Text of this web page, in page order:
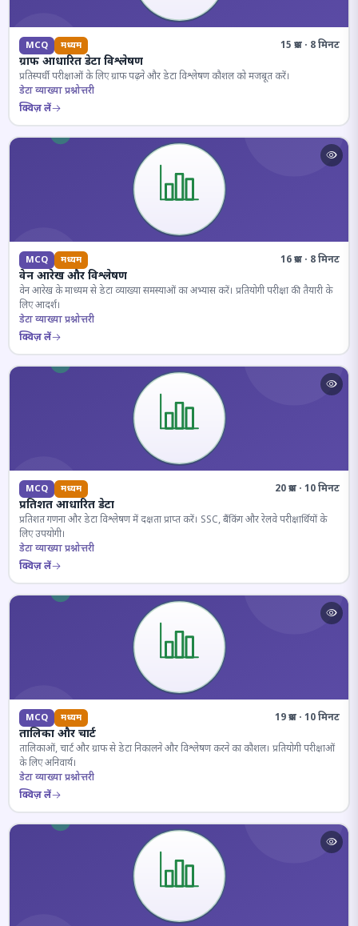
MCQ मध्यम 15 प्रश्न · 8 मिनट
ग्राफ आधारित डेटा विश्लेषण
प्रतिस्पर्धी परीक्षाओं के लिए ग्राफ पढ़ने और डेटा विश्लेषण कौशल को मजबूत करें।
डेटा व्याख्या प्रश्नोत्तरी
क्विज़ लें
MCQ मध्यम 16 प्रश्न · 8 मिनट
वेन आरेख और विश्लेषण
वेन आरेख के माध्यम से डेटा व्याख्या समस्याओं का अभ्यास करें। प्रतियोगी परीक्षा की तैयारी के
लिए आदर्श।
डेटा व्याख्या प्रश्नोत्तरी
क्विज़ लें
MCQ मध्यम 20 प्रश्न · 10 मिनट
प्रतिशत आधारित डेटा
प्रतिशत गणना और डेटा विश्लेषण में दक्षता प्राप्त करें। SSC, बैंकिंग और रेलवे परीक्षार्थियों के
लिए उपयोगी।
डेटा व्याख्या प्रश्नोत्तरी
क्विज़ लें
MCQ मध्यम 19 प्रश्न · 10 मिनट
तालिका और चार्ट
तालिकाओं, चार्ट और ग्राफ से डेटा निकालने और विश्लेषण करने का कौशल। प्रतियोगी परीक्षाओं
के लिए अनिवार्य।
डेटा व्याख्या प्रश्नोत्तरी
क्विज़ लें